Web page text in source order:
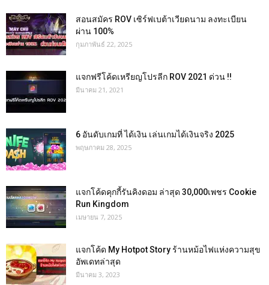
สอนสมัคร ROV เซิร์ฟเบต้าเวียดนาม ลงทะเบียน
ผ่าน 100%
กุมภาพันธ์ 22, 2025
แจกฟรีโค้ดเหรียญโปรลีก ROV 2021 ด่วน !!
มีนาคม 21, 2021
6 อันดับเกมที่ ได้เงิน เล่นเกมได้เงินจริง 2025
พฤษภาคม 28, 2025
แจกโค้ดคุกกี้รันคิงดอม ล่าสุด 30,000เพชร Cookie
Run Kingdom
เมษายน 7, 2025
แจกโค้ด My Hotpot Story ร้านหม้อไฟแห่งความสุข
อัพเดทล่าสุด
มีนาคม 3, 2023